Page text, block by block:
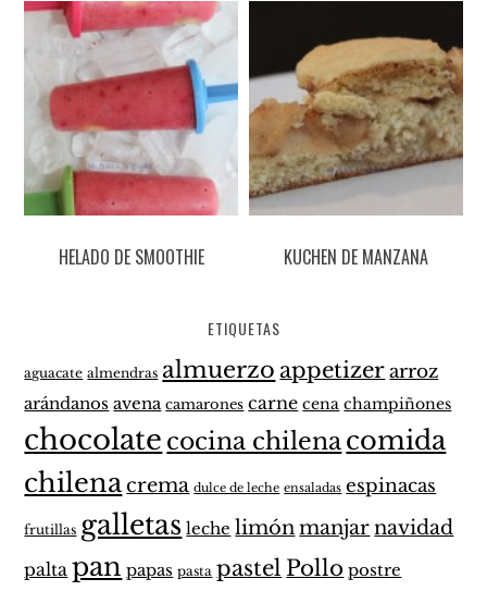
HELADO DE SMOOTHIE KUCHEN DE MANZANA
ETIQUETAS
aguacate almendras almuerzo appetizer arroz
arándanos avena camarones carne cena champiñones
chocolate cocina chilenacomida
chilenacrema dulce de leche ensaladas espinacas
frutillas galletas leche limónmanjarnavidad
palta pan papas pasta pastel Pollo postre